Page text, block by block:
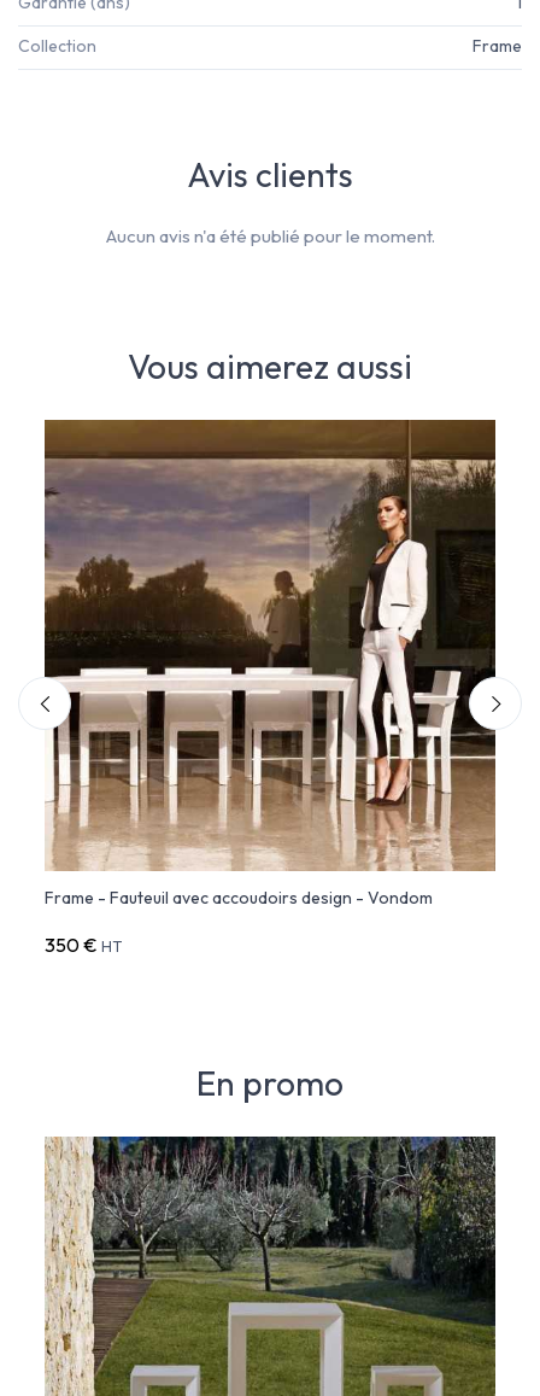
Collection Frame
Vous aimerez aussi
Frame - Fauteuil avec accoudoirs design - Vondom
350 € HT
Avis clients
Aucun avis n'a été publié pour le moment.
En promo